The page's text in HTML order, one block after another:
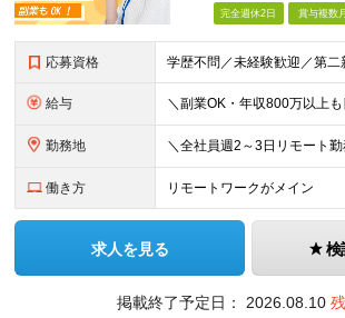
完全週休2日 賞与複数月
応募資格
給与
勤務地
働き方 リモートワークがメイン
求人を見る 検
掲載終了予定日： 2026.08.10